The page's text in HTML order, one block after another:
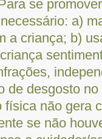
se
a)
a criança; b)
de desgosto
não gera
se não